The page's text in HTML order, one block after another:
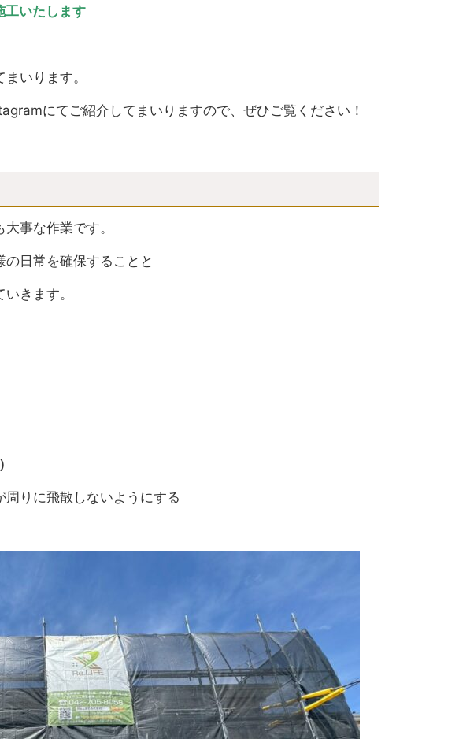
いたします
いります。
にてご紹介してまいりますので、ぜひご覧ください！
事な作業です。
日常を確保することと
きます。
りに飛散しないようにする